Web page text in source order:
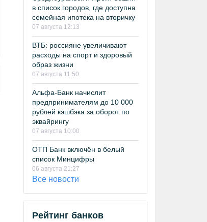
в список городов, где доступна
семейная ипотека на вторичку
07 августа 12:13
ВТБ: россияне увеличивают
расходы на спорт и здоровый
образ жизни
07 августа 11:50
Альфа-Банк начислит
предпринимателям до 10 000
рублей кэшбэка за оборот по
эквайрингу
07 августа 10:00
ОТП Банк включён в белый
список Минцифры
06 августа 21:27
Все новости
Рейтинг банков